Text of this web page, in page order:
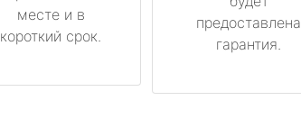
месте и в
короткий срок.
предоставлена
гарантия.